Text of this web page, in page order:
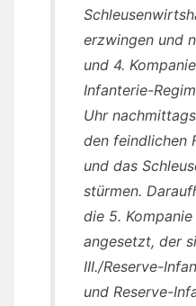
erzwingen und
und 4.
Infanterie-
Uhr
den feindlichen
und das
stürmen.
die 5.
angesetzt, der
III./Reserve-
und Reserve-